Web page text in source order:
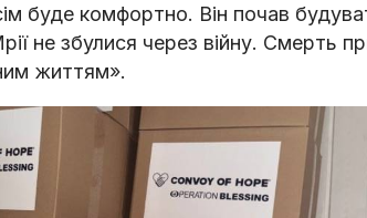
буде комфортно. Він почав
не збулися через війну. Смерть
життям».